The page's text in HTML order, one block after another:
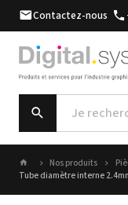
Contactez-nous
Nos produits
Tube diamètre interne